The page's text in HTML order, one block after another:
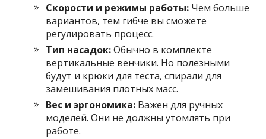
Скорости и режимы работы: Чем больше
вариантов, тем гибче вы сможете
регулировать процесс.
Тип насадок:Обычно в комплекте
вертикальные венчики. Но полезными
будут и крюки для теста, спирали для
замешивания плотных масс.
Вес и эргономика: Важен для ручных
моделей. Они не должны утомлять при
работе.